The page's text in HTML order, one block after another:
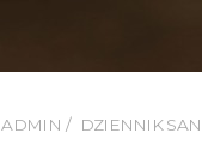
ADMIN DZIENNIK